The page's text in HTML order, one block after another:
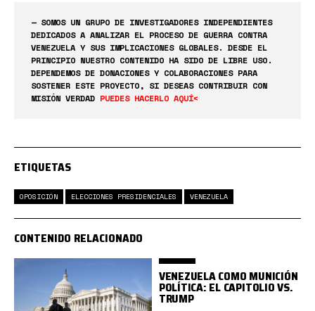
— SOMOS UN GRUPO DE INVESTIGADORES INDEPENDIENTES
DEDICADOS A ANALIZAR EL PROCESO DE GUERRA CONTRA
VENEZUELA Y SUS IMPLICACIONES GLOBALES. DESDE EL
PRINCIPIO NUESTRO CONTENIDO HA SIDO DE LIBRE USO.
DEPENDEMOS DE DONACIONES Y COLABORACIONES PARA
SOSTENER ESTE PROYECTO, SI DESEAS CONTRIBUIR CON
MISIÓN VERDAD PUEDES HACERLO AQUÍ<
ETIQUETAS
OPOSICIÓN ELECCIONES PRESIDENCIALES VENEZUELA
CONTENIDO RELACIONADO
VENEZUELA COMO MUNICIÓN
POLÍTICA: EL CAPITOLIO VS.
TRUMP